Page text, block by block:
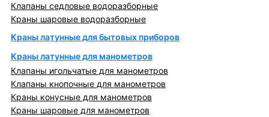
Клапаны седловые водоразборные
Краны шаровые водоразборные
Краны латунные для бытовых приборов
Краны латунные для манометров
Клапаны игольчатые для манометров
Клапаны кнопочные для манометров
Краны конусные для манометров
Краны шаровые для манометров